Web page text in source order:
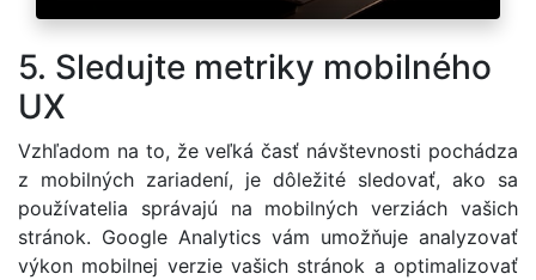
5. Sledujte metriky mobilného
UX
Vzhľadom na to, že veľká časť návštevnosti pochádza
z mobilných zariadení, je dôležité sledovať, ako sa
používatelia správajú na mobilných verziách vašich
stránok. Google Analytics vám umožňuje analyzovať
výkon mobilnej verzie vašich stránok a optimalizovať